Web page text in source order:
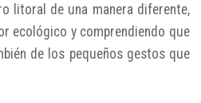
litoral de una manera diferente,
ecológico y comprendiendo que
de los pequeños gestos que